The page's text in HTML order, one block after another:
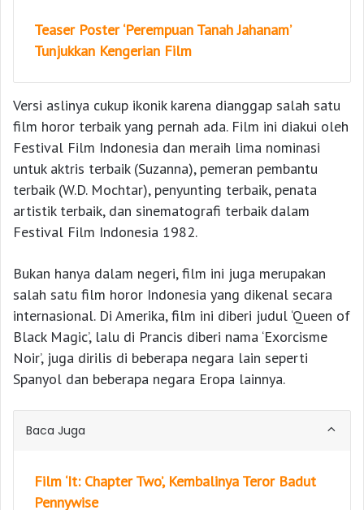
Teaser Poster ‘Perempuan Tanah Jahanam’
Tunjukkan Kengerian Film
Versi aslinya cukup ikonik karena dianggap salah satu
film horor terbaik yang pernah ada. Film ini diakui oleh
Festival Film Indonesia dan meraih lima nominasi
untuk aktris terbaik (Suzanna), pemeran pembantu
terbaik (W.D. Mochtar), penyunting terbaik, penata
artistik terbaik, dan sinematografi terbaik dalam
Festival Film Indonesia 1982.
Bukan hanya dalam negeri, film ini juga merupakan
salah satu film horor Indonesia yang dikenal secara
internasional. Di Amerika, film ini diberi judul ‘Queen of
Black Magic’, lalu di Prancis diberi nama ‘Exorcisme
Noir’, juga dirilis di beberapa negara lain seperti
Spanyol dan beberapa negara Eropa lainnya.
Baca Juga
Film ‘It: Chapter Two’, Kembalinya Teror Badut
Pennywise